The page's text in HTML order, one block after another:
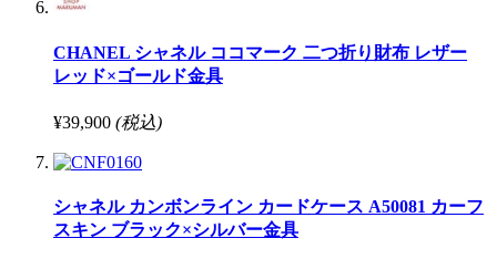
CHANEL シャネル ココマーク 二つ折り財布 レザー
レッド×ゴールド金具
¥39,900 (税込)
シャネル カンボンライン カードケース A50081 カーフ
スキン ブラック×シルバー金具